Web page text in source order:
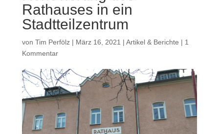
Rathauses in ein
Stadtteilzentrum
von Tim Perfölz| März 16, 2021 | Artikel & Berichte | 1
Kommentar